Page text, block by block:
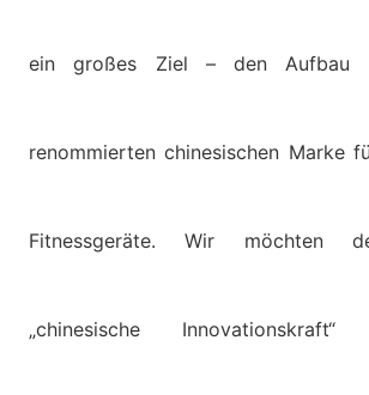
ein großes Ziel – den Aufbau
renommierten chinesischen Marke
Fitnessgeräte. Wir möchten
„chinesische